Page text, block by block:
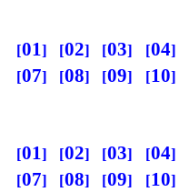
01 02 03 04
07
08 09 10
01 02 03 04
07
08 09 10